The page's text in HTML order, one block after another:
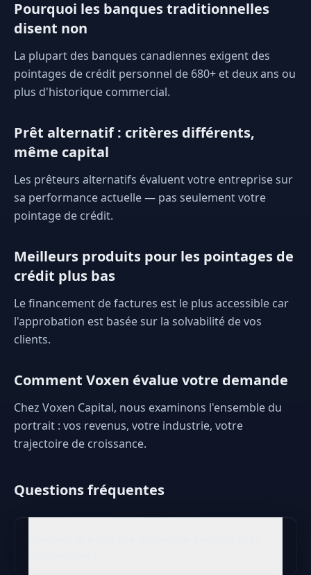
Pourquoi les banques traditionnelles
disent non
La plupart des banques canadiennes exigent des
pointages de crédit personnel de 680+ et deux ans ou
plus d'historique commercial.
Prêt alternatif : critères différents,
même capital
Les prêteurs alternatifs évaluent votre entreprise sur
sa performance actuelle — pas seulement votre
pointage de crédit.
Meilleurs produits pour les pointages de
crédit plus bas
Le financement de factures est le plus accessible car
l'approbation est basée sur la solvabilité de vos
clients.
Comment Voxen évalue votre demande
Chez Voxen Capital, nous examinons l'ensemble du
portrait : vos revenus, votre industrie, votre
trajectoire de croissance.
Questions fréquentes